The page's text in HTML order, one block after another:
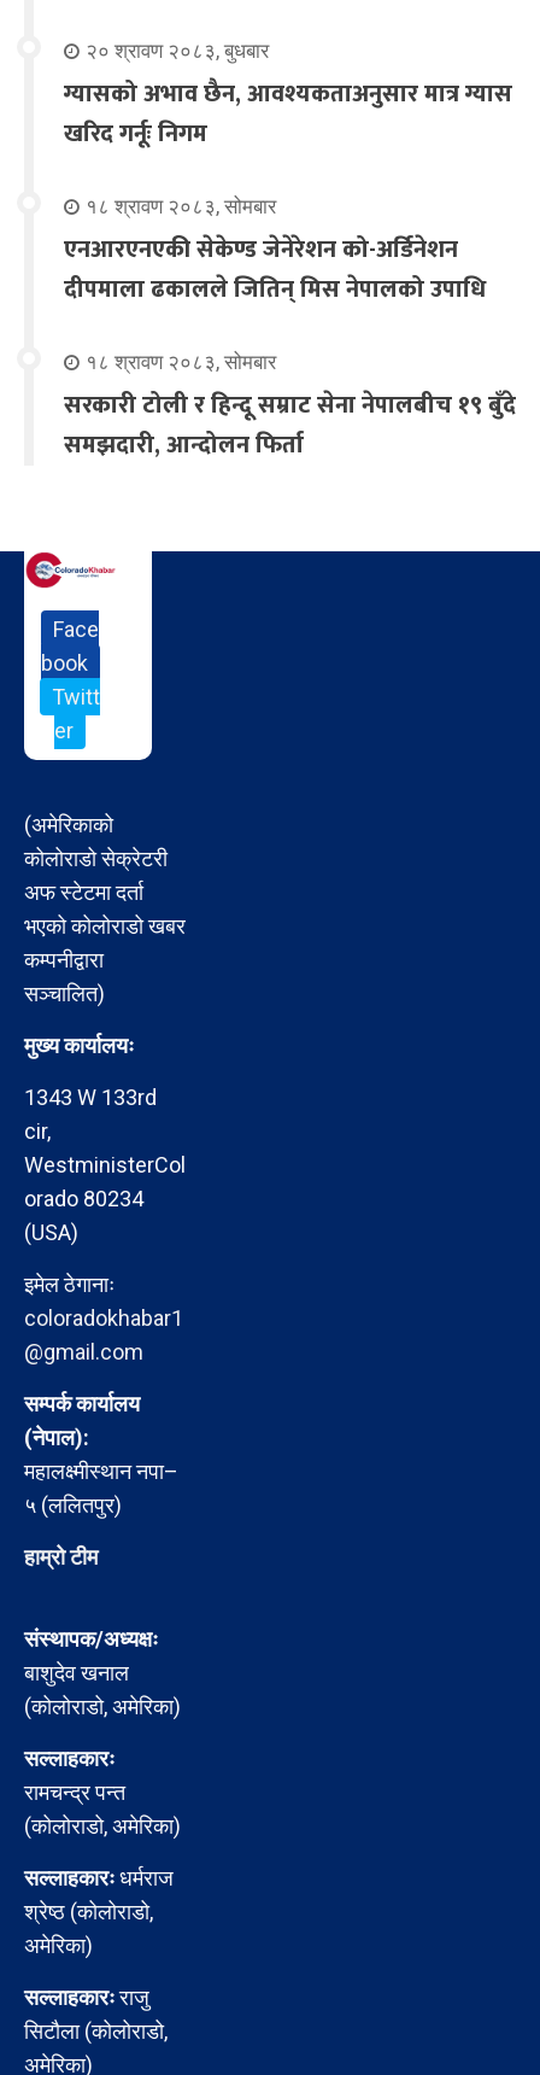
२० श्रावण २०८३, बुधबार
ग्यासको अभाव छैन, आवश्यकताअनुसार मात्र ग्यास
खरिद गर्नूः निगम
१८ श्रावण २०८३, सोमबार
एनआरएनएकी सेकेण्ड जेनेरेशन को-अर्डिनेशन
दीपमाला ढकालले जितिन् मिस नेपालको उपाधि
१८ श्रावण २०८३, सोमबार
सरकारी टोली र हिन्दू सम्राट सेना नेपालबीच १९ बुँदे
समझदारी, आन्दोलन फिर्ता
Face
book
Twitt
er
(अमेरिकाको
कोलोराडो सेक्रेटरी
अफ स्टेटमा दर्ता
भएको कोलोराडो खबर
कम्पनीद्वारा
सञ्चालित)
मुख्य कार्यालयः
1343 W 133rd
cir,
WestministerCol
orado 80234
(USA)
इमेल ठेगानाः
coloradokhabar1
@gmail.com
सम्पर्क कार्यालय
(नेपाल):
महालक्ष्मीस्थान नपा–
५ (ललितपुर)
हाम्रो टीम
संस्थापक/अध्यक्षः
बाशुदेव खनाल
(कोलोराडो, अमेरिका)
सल्लाहकारः
रामचन्द्र पन्त
(कोलोराडो, अमेरिका)
सल्लाहकारःधर्मराज
श्रेष्ठ (कोलोराडो,
अमेरिका)
सल्लाहकारःराजु
सिटौला (कोलोराडो,
अमेरिका)